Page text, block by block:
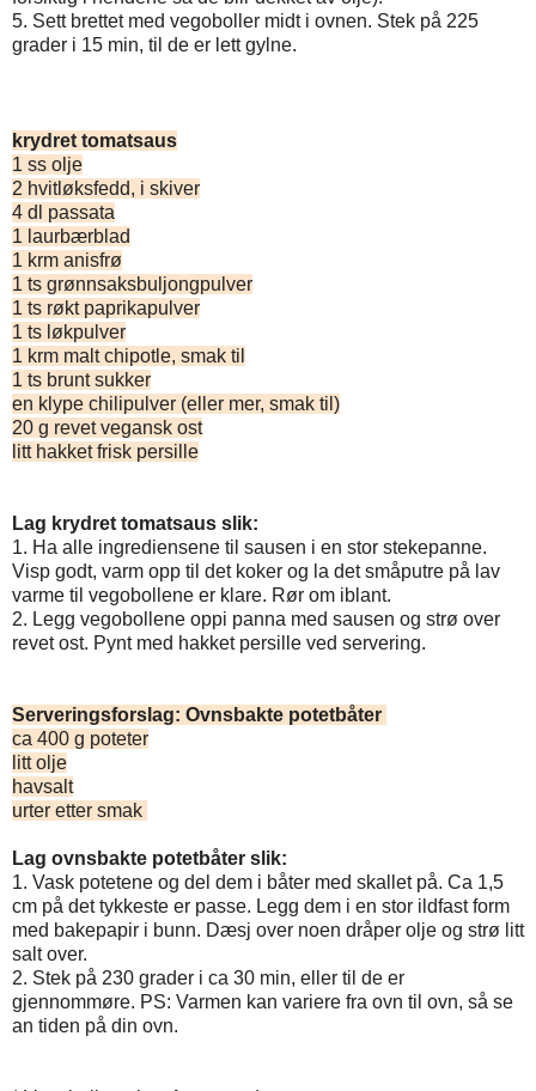
5. Sett brettet med vegoboller midt i ovnen. Stek på 225
grader i 15 min, til de er lett gylne.
krydret tomatsaus
1 ss olje
2 hvitløksfedd, i skiver
4 dl passata
1 laurbærblad
1 krm anisfrø
1 ts grønnsaksbuljongpulver
1 ts røkt paprikapulver
1 ts løkpulver
1 krm malt chipotle, smak til
1 ts brunt sukker
en klype chilipulver (eller mer, smak til)
20 g revet vegansk ost
litt hakket frisk persille
Lag krydret tomatsaus slik:
1. Ha alle ingrediensene til sausen i en stor stekepanne.
Visp godt, varm opp til det koker og la det småputre på lav
varme til vegobollene er klare. Rør om iblant.
2. Legg vegobollene oppi panna med sausen og strø over
revet ost. Pynt med hakket persille ved servering.
Serveringsforslag: Ovnsbakte potetbåter
ca 400 g poteter
litt olje
havsalt
urter etter smak
Lag ovnsbakte potetbåter slik:
1. Vask potetene og del dem i båter med skallet på. Ca 1,5
cm på det tykkeste er passe. Legg dem i en stor ildfast form
med bakepapir i bunn. Dæsj over noen dråper olje og strø litt
salt over.
2. Stek på 230 grader i ca 30 min, eller til de er
gjennommøre. PS: Varmen kan variere fra ovn til ovn, så se
an tiden på din ovn.